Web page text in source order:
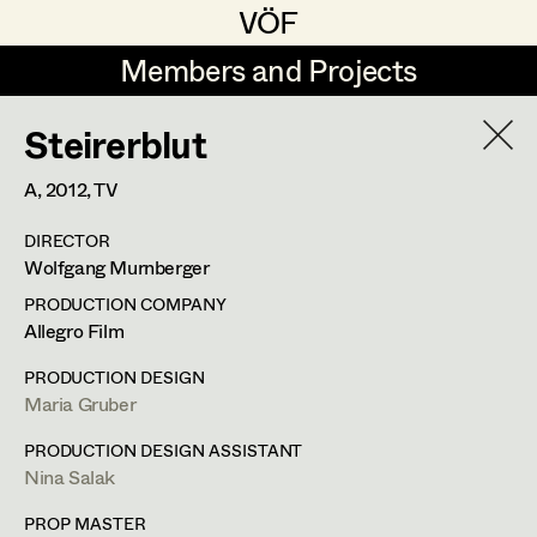
VÖF
VÖF
Members and Projects
Members and Projects
DE EN
Art Department
Costume Department
Retired Members
Honorary Members
Michaela Kovacs
Werner Otto
Anna Reschl
Rudolf Schneider-Manns-Au
Herwig Schretter
PROFILE
Steirerblut
A,2012, TV
DIRECTOR
Wolfgang Murnberger
PRODUCTION COMPANY
Allegro Film
PRODUCTION DESIGN
Maria Gruber
PRODUCTION DESIGN ASSISTANT
Nina Salak
PROP MASTER